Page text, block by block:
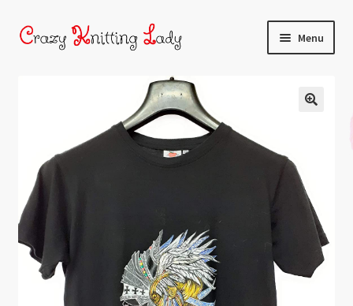
Menu
Shop
Corsi